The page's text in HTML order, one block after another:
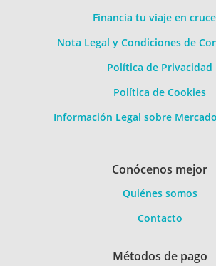
Financia tu viaje en
Nota Legal y Condiciones de
Política de Privacidad
Política de Cookies
Información Legal sobre
Conócenos mejor
Quiénes somos
Contacto
Métodos de pago